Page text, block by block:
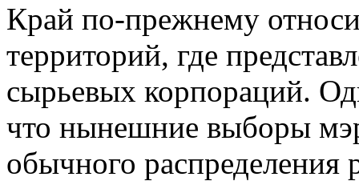
Край по-прежнему
территорий, где
сырьевых корпораций.
что нынешние выборы
обычного